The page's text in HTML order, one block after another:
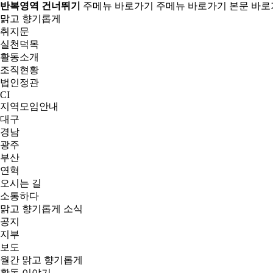
반복영역 건너뛰기 주메뉴 바로가기 주메뉴 바로가기
본문 바로
맑고 향기롭게
취지문
실천덕목
활동소개
조직현황
법인정관
CI
지역모임안내
대구
경남
광주
부산
연혁
오시는 길
소통하다
맑고 향기롭게 소식
공지
지부
보도
월간 맑고 향기롭게